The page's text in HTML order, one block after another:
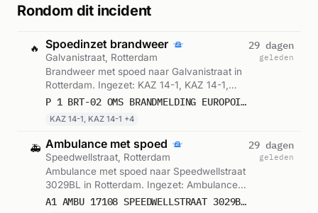
Rondom dit incident
🔥 Spoedinzet brandweer
Galvanistraat, Rotterdam
Brandweer met spoed naar Galvanistraat in
Rotterdam. Ingezet: KAZ 14-1, KAZ 14-1,
BvD 14-2 en 3 andere eenheden. Gemeld P 1 BRT-02 OMS BRANDMELDING EUROPOINT II GALVANISTRAAT ROTTERDAM 179101 170451 170431 179231 179192
KAZ 14-1, KAZ 14-1 +4
29 dagen
geleden
🚑 Ambulance met spoed
Speedwellstraat, Rotterdam
Ambulance met spoed naar Speedwellstraat
3029BL in Rotterdam. Ingezet: Ambulance
17-108. Gemeld om 20:04.
A1 AMBU 17108 SPEEDWELLSTRAAT 3029BL ROTTERDAM ROTTDM BON 106650
29 dagen
geleden